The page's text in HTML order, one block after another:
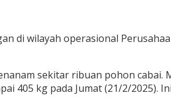
di wilayah operasional
sekitar ribuan pohon
405 kg pada Jumat (21/2/2025).